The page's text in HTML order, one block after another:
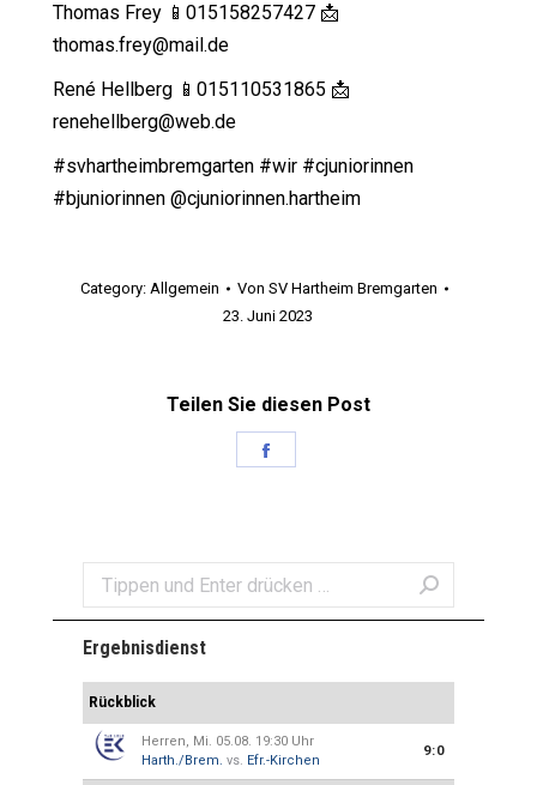
Thomas Frey 📱015158257427 📩
thomas.frey@mail.de
René Hellberg 📱015110531865 📩
renehellberg@web.de
#svhartheimbremgarten #wir #cjuniorinnen
#bjuniorinnen @cjuniorinnen.hartheim
Category:Allgemein VonSV Hartheim Bremgarten
23. Juni 2023
Teilen Sie diesen Post
Search:
Ergebnisdienst
Rückblick
Herren, Mi. 05.08. 19:30 Uhr
Harth./Brem. vs. Efr.-Kirchen
9:0